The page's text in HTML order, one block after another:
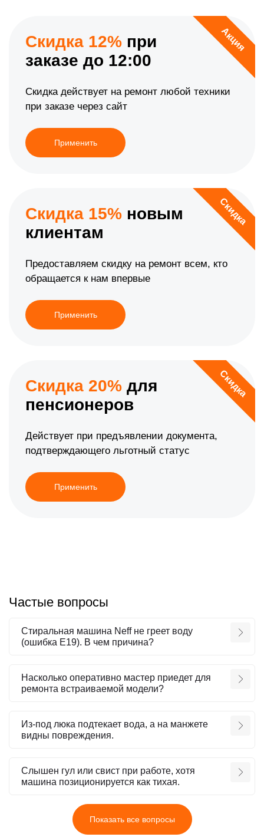
Акция
Скидка 12% при
заказе до 12:00
Скидка действует на ремонт любой техники
при заказе через сайт
Применить
Скидка
Скидка 15% новым
клиентам
Предоставляем скидку на ремонт всем, кто
обращается к нам впервые
Применить
Скидка
Скидка 20% для
пенсионеров
Действует при предъявлении документа,
подтверждающего льготный статус
Применить
Частые вопросы
Стиральная машина Neff не греет воду
(ошибка E19). В чем причина?
Насколько оперативно мастер приедет для
ремонта встраиваемой модели?
Из-под люка подтекает вода, а на манжете
видны повреждения.
Слышен гул или свист при работе, хотя
машина позиционируется как тихая.
Показать все вопросы